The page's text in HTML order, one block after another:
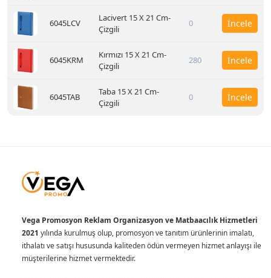
6045LCV
Lacivert 15 X 21 Cm-
Çizgili
0 İncele
6045KRM
Kırmızı 15 X 21 Cm-
Çizgili
280 İncele
6045TAB
Taba 15 X 21 Cm-
Çizgili
0 İncele
Vega Promosyon Reklam Organizasyon ve Matbaacılık Hizmetleri
2021 yılında kurulmuş olup, promosyon ve tanıtım ürünlerinin imalatı,
ithalatı ve satışı hususunda kaliteden ödün vermeyen hizmet anlayışı ile
müşterilerine hizmet vermektedir.